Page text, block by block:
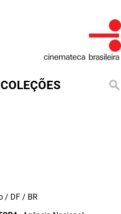
COLEÇÕES
/ DF / BR